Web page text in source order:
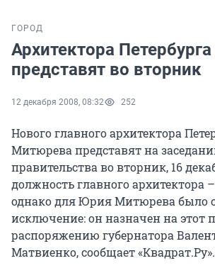
ГОРОД
Архитектора Петербурга
представят во вторник
12 декабря 2008, 08:32 252
Нового главного архитектора
Митюрева представят на
правительства во вторник, 16
должность главного архитектора
однако для Юрия Митюрева было
исключение: он назначен на этот
распоряжению губернатора
Матвиенко, сообщает «Квадрат.Ру».